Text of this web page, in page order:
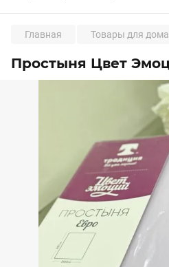
Главная Товары для дома
Простыня Цвет